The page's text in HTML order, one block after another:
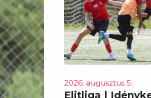
2026. augusztus 5.
Elitliga |